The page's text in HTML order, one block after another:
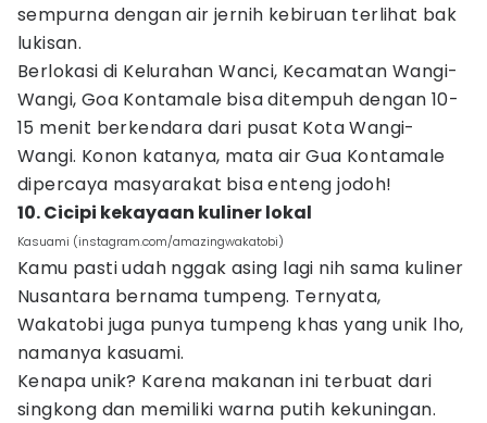
sempurna dengan air jernih kebiruan terlihat bak
lukisan.
Berlokasi di Kelurahan Wanci, Kecamatan Wangi-
Wangi, Goa Kontamale bisa ditempuh dengan 10-
15 menit berkendara dari pusat Kota Wangi-
Wangi. Konon katanya, mata air Gua Kontamale
dipercaya masyarakat bisa enteng jodoh!
10. Cicipi kekayaan kuliner lokal
Kasuami (instagram.com/amazingwakatobi)
Kamu pasti udah nggak asing lagi nih sama kuliner
Nusantara bernama tumpeng. Ternyata,
Wakatobi juga punya tumpeng khas yang unik lho,
namanya kasuami.
Kenapa unik? Karena makanan ini terbuat dari
singkong dan memiliki warna putih kekuningan.